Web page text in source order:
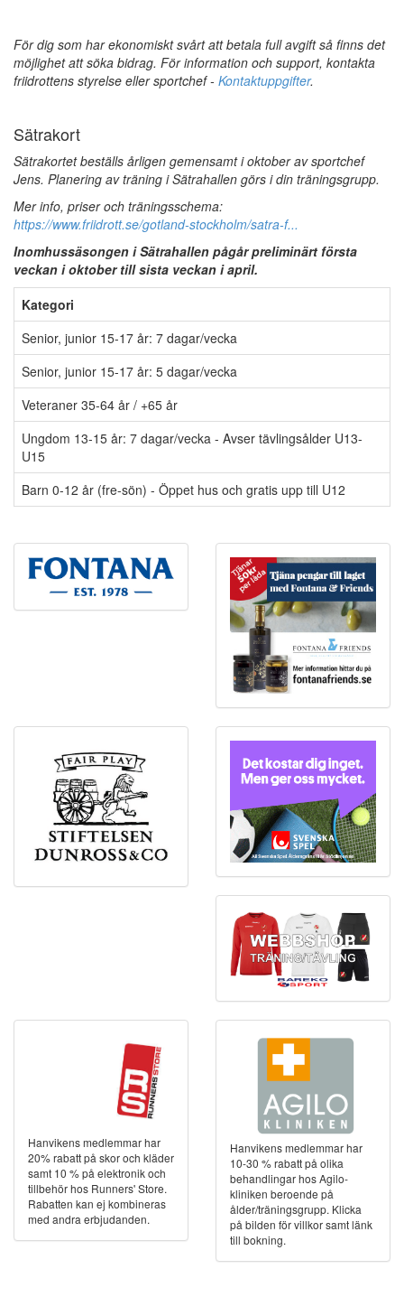
För dig som har ekonomiskt svårt att betala full avgift så finns det
möjlighet att söka bidrag. För information och support, kontakta
friidrottens styrelse eller sportchef - Kontaktuppgifter.
Sätrakort
Sätrakortet beställs årligen gemensamt i oktober av sportchef
Jens. Planering av träning i Sätrahallen görs i din träningsgrupp.
Mer info, priser och träningsschema:
https://www.friidrott.se/gotland-stockholm/satra-f...
Inomhussäsongen i Sätrahallen pågår preliminärt första
veckan i oktober till sista veckan i april.
Kategori
Senior, junior 15-17 år: 7 dagar/vecka
Senior, junior 15-17 år: 5 dagar/vecka
Veteraner 35-64 år / +65 år
Ungdom 13-15 år: 7 dagar/vecka - Avser tävlingsålder U13-
U15
Barn 0-12 år (fre-sön) - Öppet hus och gratis upp till U12
Hanvikens medlemmar har
20% rabatt på skor och kläder
samt 10 % på elektronik och
tillbehör hos Runners' Store.
Rabatten kan ej kombineras
med andra erbjudanden.
Hanvikens medlemmar har
10-30 % rabatt på olika
behandlingar hos Agilo-
kliniken beroende på
ålder/träningsgrupp. Klicka
på bilden för villkor samt länk
till bokning.